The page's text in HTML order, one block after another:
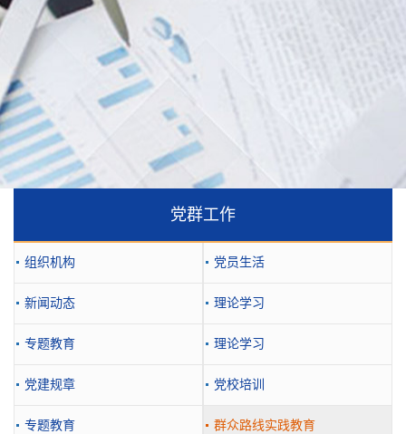
党群工作
组织机构 党员生活
新闻动态 理论学习
专题教育 理论学习
党建规章 党校培训
专题教育 群众路线实践教育